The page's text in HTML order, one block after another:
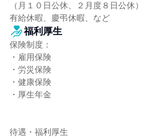
（月１０日公休、２月度８日公休）
有給休暇、慶弔休暇、など
福利厚生
保険制度：
・雇用保険
・労災保険
・健康保険
・厚生年金
待遇・福利厚生